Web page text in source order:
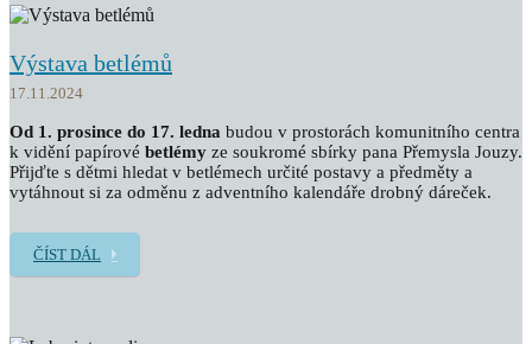
Výstava betlémů
17.11.2024
Od 1. prosince do 17. ledna budou v prostorách komunitního centra
k vidění papírové betlémy ze soukromé sbírky pana Přemysla Jouzy.
Přijďte s dětmi hledat v betlémech určité postavy a předměty a
vytáhnout si za odměnu z adventního kalendáře drobný dáreček.
ČÍST DÁL